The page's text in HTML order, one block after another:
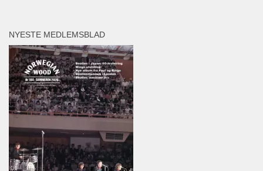
NYESTE MEDLEMSBLAD